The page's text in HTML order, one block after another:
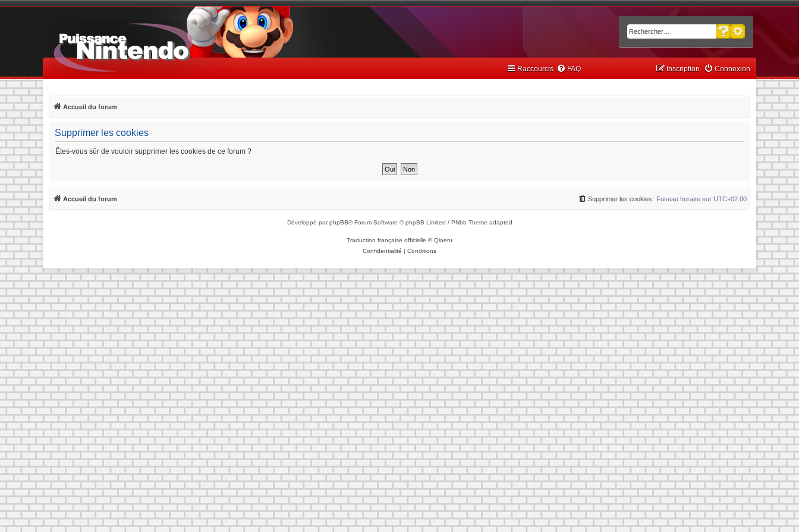
Rechercher
Recherche avancée
Raccourcis FAQ Connexion
Inscription
Accueil du forum
Supprimer les cookies
Êtes-vous sûr de vouloir supprimer les cookies de ce forum ?
Accueil du forum Fuseau horaire sur UTC+02:00
Supprimer les cookies
Développé parphpBB® Forum Software © phpBB Limited / PNbb Theme adapted
Traduction française officielle ©Qiaeru
Confidentialité | Conditions